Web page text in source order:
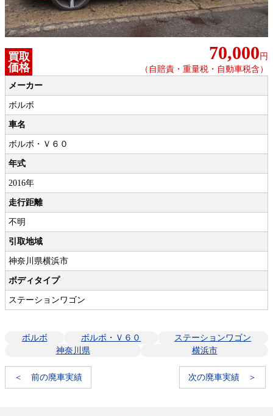
買取
価格
70,000 円
（自賠責・重量税・自動車税含）
メーカー
ボルボ
車名
ボルボ・Ｖ６０
年式
2016年
走行距離
不明
引取地域
神奈川県横浜市
ボディタイプ
ステーションワゴン
ボルボ ボルボ・Ｖ６０
ステーションワゴン
神奈川県
横浜市
＜ 前の廃車実績 次の廃車実績 ＞